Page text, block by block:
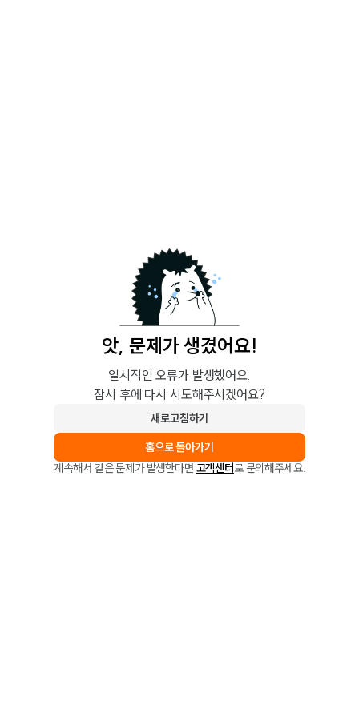
앗, 문제가 생겼어요!
일시적인 오류가 발생했어요.
잠시 후에 다시 시도해주시겠어요?
새로고침하기
홈으로 돌아가기
계속해서 같은 문제가 발생한다면 고객센터로 문의해주세요.